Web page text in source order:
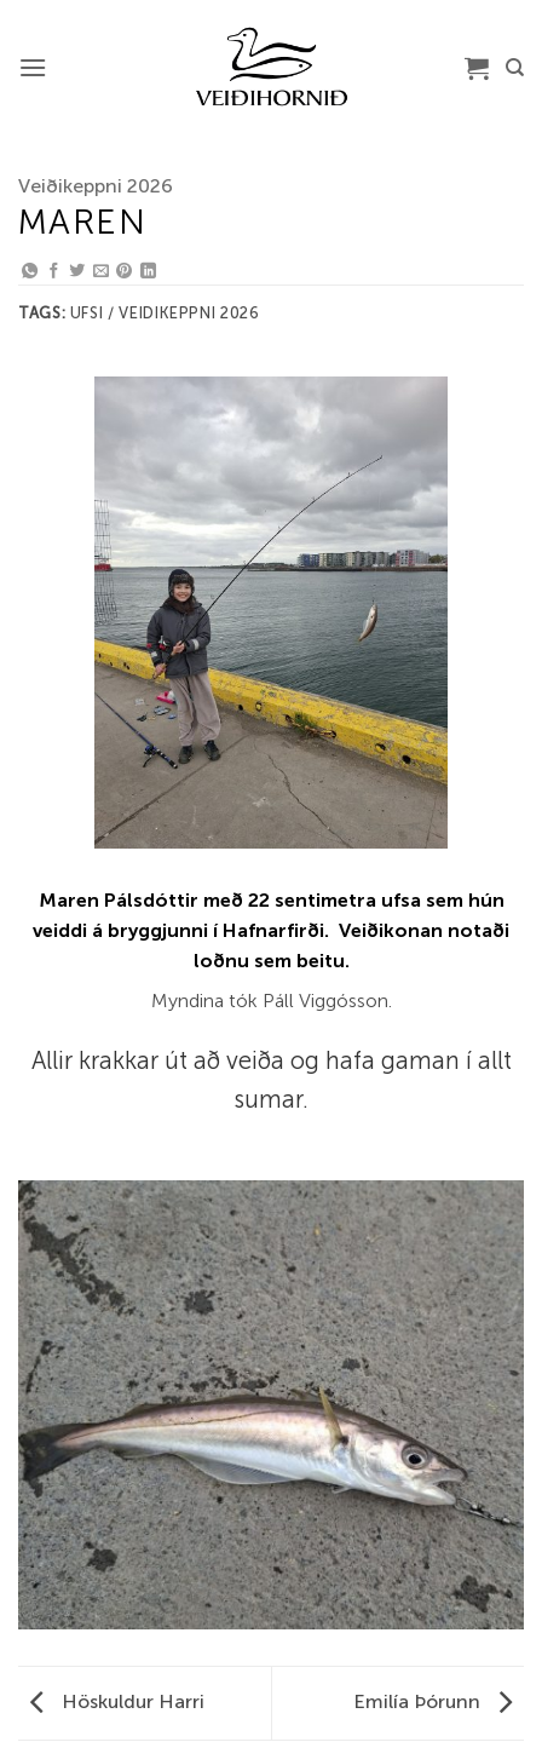
content
Veiðikeppni 2026
MAREN
TAGS: UFSI / VEIDIKEPPNI 2026
Maren Pálsdóttir með 22 sentimetra ufsa sem hún
veiddi á bryggjunni í Hafnarfirði. Veiðikonan notaði
loðnu sem beitu.
Myndina tók Páll Viggósson.
Allir krakkar út að veiða og hafa gaman í allt
sumar.
Höskuldur Harri Emilía Þórunn